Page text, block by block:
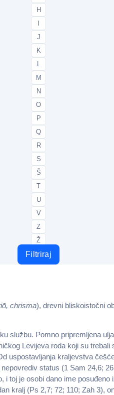
H
J
K
L
M
N
O
P
Q
R
S
Š
T
U
V
Z
Ž
Filtriraj
ō, chrisma), drevni bliskoistočni
službu. Pomno pripremljena
Levijeva roda koji su
uspostavljanja kraljevstva
status (1 Sam 24,6;
toj je osobi dano ime
kralj (Ps 2,7; 72; 110; Zah 3),